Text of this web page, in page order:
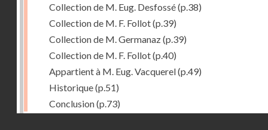
Collection de M. Eug. Desfossé(p.38)
Collection de M. F. Follot(p.39)
Collection de M. Germanaz(p.39)
Collection de M. F. Follot(p.40)
Appartient à M. Eug. Vacquerel(p.49)
Historique(p.51)
Conclusion(p.73)